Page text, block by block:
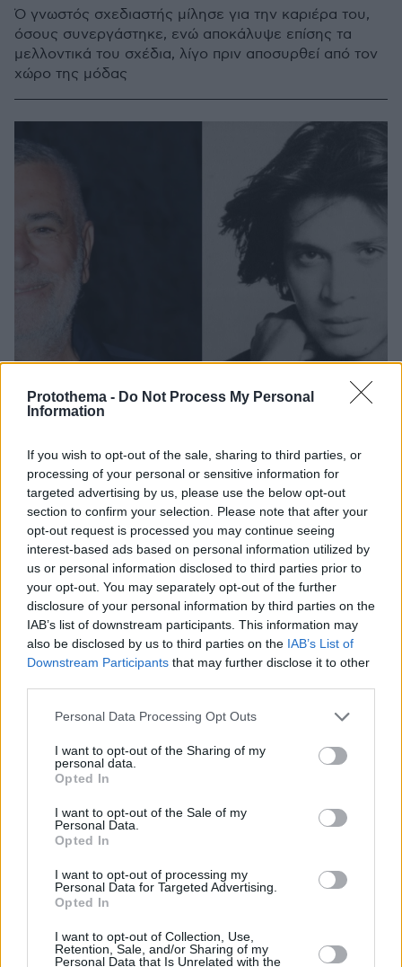
Protothema - Do Not Process My Personal
Information
If you wish to opt-out of the sale, sharing to third parties, or
processing of your personal or sensitive information for
targeted advertising by us, please use the below opt-out
section to confirm your selection. Please note that after your
opt-out request is processed you may continue seeing
interest-based ads based on personal information utilized by
us or personal information disclosed to third parties prior to
your opt-out. You may separately opt-out of the further
disclosure of your personal information by third parties on the
IAB’s list of downstream participants. This information may
also be disclosed by us to third parties on the IAB’s List of
Downstream Participants that may further disclose it to other
Please note that this website/app uses one or more Google
not limited to your visit or usage behaviour. You may click to
grant or deny consent to Google and its third-party tags to
use your data for below specified purposes in below Google
consent section.
Personal Data Processing Opt Outs
I want to opt-out of the Sharing of my
personal data.
Opted In
I want to opt-out of the Sale of my
Personal Data.
Opted In
I want to opt-out of processing my
Personal Data for Targeted Advertising.
Opted In
I want to opt-out of Collection, Use,
Retention, Sale, and/or Sharing of my
Personal Data that Is Unrelated with the
Ό γνωστός σχεδιαστής μίλησε για την καριέρα του,
όσους συνεργάστηκε, ενώ αποκάλυψε επίσης τα
μελλοντικά του σχέδια, λίγο πριν αποσυρθεί από τον
χώρο της μόδας
Μάκης Τσέλιος: Ερωτεύτηκα τον Μπίλι Μπο, τον πήγα
Γαλλία και Αμερική για να τον κρατήσω στη ζωή
«Δεν το έχω πει ξανά δημόσια, αλλά το ξέρει ο
κόσμος» ανέφερε ο σχεδιαστής
25.10.2022, 17:24 80